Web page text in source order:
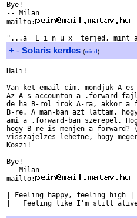
Bye!
-- Milan
mailto:
+ - Solaris kerdes (mind)
Hali!
Van ket email cim, mondjuk A es
Az A-s accounton a .forward
de ha B-rol irok A-ra, akkor a
B-re. A man-ban azt lattam,
ami a .forward-ban szerepel.
hogy B-re is menjen a forward?
visszajelzes lehetne, hogy
Koszi!
Bye!
-- Milan
mailto:
| Feeling happy, feeling high |
|   Feeling like I'm still